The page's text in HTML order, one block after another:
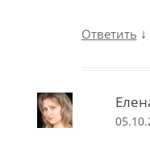
Ответить ↓